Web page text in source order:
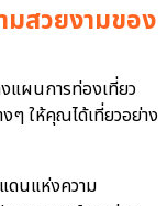
มสวยงามของ
แผนการท่องเที่ยว
ๆ ให้คุณได้เที่ยวอย่าง
ดนแห่งความ